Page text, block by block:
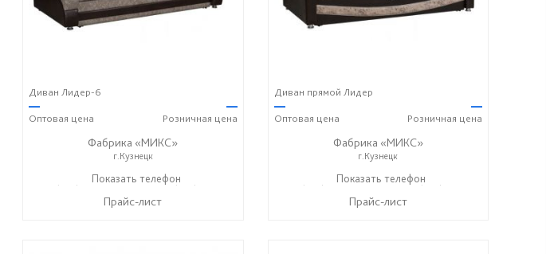
Диван Лидер-6
—
Оптовая цена
—
Розничная цена
Фабрика «МИКС»
г.Кузнецк
+7 (937) 423-36-37 ☎+7 (937) 428-44-55
Показать телефон
Прайс-лист
Диван прямой Лидер
—
Оптовая цена
—
Розничная цена
Фабрика «МИКС»
г.Кузнецк
+7 (937) 423-36-37 ☎+7 (937) 428-44-55
Показать телефон
Прайс-лист